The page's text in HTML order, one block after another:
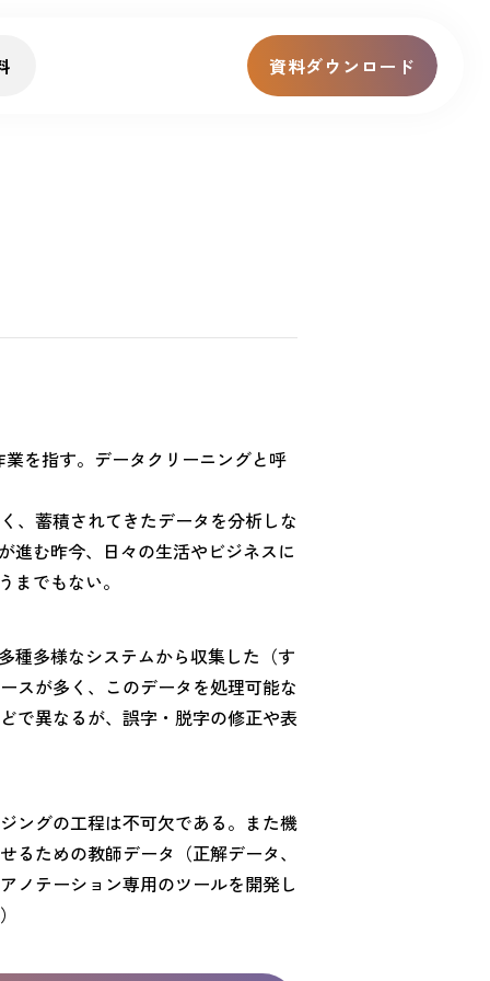
資料ダウンロード
を指す。データクリーニングと呼
、蓄積されてきたデータを分析しな
進む昨今、日々の生活やビジネスに
でもない。
種多様なシステムから収集した（す
スが多く、このデータを処理可能な
で異なるが、誤字・脱字の修正や表
ングの工程は不可欠である。また機
るための教師データ（正解データ、
ノテーション専用のツールを開発し
）